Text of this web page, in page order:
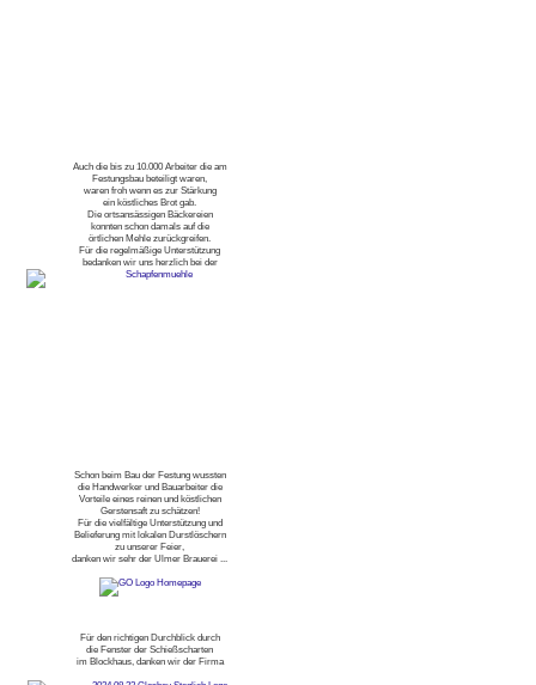
Auch die bis zu 10.000 Arbeiter die am
Festungsbau beteiligt waren,
waren froh wenn es zur Stärkung
ein köstliches Brot gab.
Die ortsansässigen Bäckereien
konnten schon damals auf die
örtlichen Mehle zurückgreifen.
Für die regelmäßige Unterstützung
bedanken wir uns herzlich bei der
Schon beim Bau der Festung wussten
die Handwerker und Bauarbeiter die
Vorteile eines reinen und köstlichen
Gerstensaft zu schätzen!
Für die vielfältige Unterstützung und
Belieferung mit lokalen Durstlöschern
zu unserer Feier,
danken wir sehr der Ulmer Brauerei ...
Für den richtigen Durchblick durch
die Fenster der Schießscharten
im Blockhaus, danken wir der Firma